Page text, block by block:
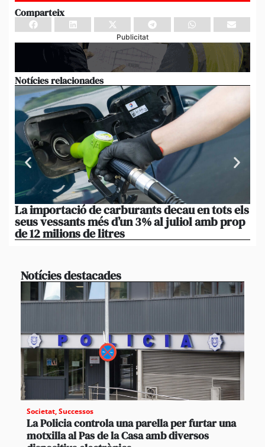
Comparteix
Publicitat
Notícies relacionades
La importació de carburants decau en tots els
seus vessants més d’un 3% al juliol amb prop
de 12 milions de litres
Notícies destacades
Societat,Successos
La Policia controla una parella per furtar una
motxilla al Pas de la Casa amb diversos